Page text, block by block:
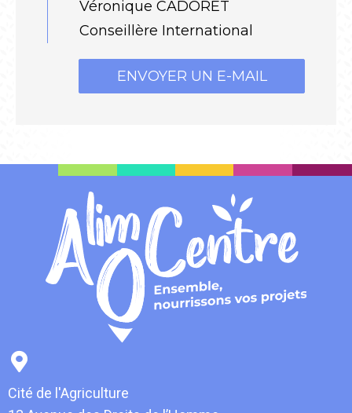
Véronique CADORET
Conseillère International
ENVOYER UN E-MAIL
Cité de l'Agriculture